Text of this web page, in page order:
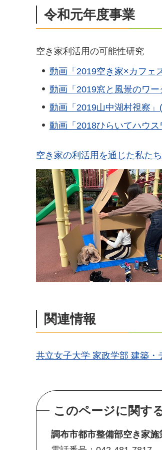
令和元年度事業
空き家利活用の可能性研究
動画「2019空き家×カフェ
動画「2019窓と風景のワ
動画「2019山中湖村視察
動画「2018ひらいてハウ
空き家の利活用を通じた私た
関連情報
共立女子大学 家政学部 建築
このページに関す
調布市都市整備部空き家施